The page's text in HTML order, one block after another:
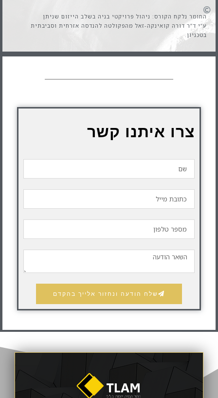
החומר נלקח הקורס: ניהול פרויקטי בניה בשלב הייזום שניתן
ע”י ד”ר דורה קואינקה-זאל מהפקולטה להנדסה אזרחית וסביבתית
בטכניון.
צרו איתנו קשר
שלח הודעה ונחזור אלייך בהקדם